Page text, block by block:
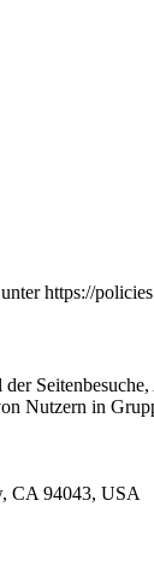
https://
Nutzern in
CA 94043, USA